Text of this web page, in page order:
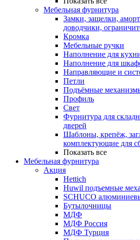
Мебельная фурнитура
Замки, защелки,
доводчики,
Кромка
Мебельные ручки
Наполнение для
Наполнение для
Направляющие и
Петли
Подъёмные
Профиль
Свет
Фурнитура для
дверей
Шаблоны, крепёж,
комплектующие для
Показать все
Мебельная фурнитура
Акция
Hettich
Huwil подъемные
SCHUCO
Бутылочницы
МДФ
МДФ Россия
МДФ Турция